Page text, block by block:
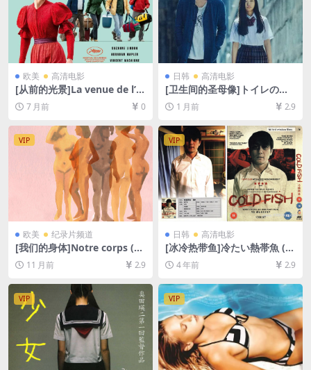
欧美 高清电影
[从前的光景]La venue de l’a
venir (2025)[百度网盘+夸克
网盘1080P超清未删减资源]
B][中文字幕]
7 月前 0
日韩 高清电影
[卫生间的圣母像]トイレのピ
エタ (2015)[百度网盘+夸克网
盘1080P超清未删减资源][网
B][中文字幕]
1 月前 2.9
VIP
欧美 纪录片频道
[我们的身体]Notre corps (20
23)[百度网盘+夸克网盘1080P
超清未删减资源][网盘在线播
放/下载][MP4/11GB][中文字
幕]
11 月前 2.9
VIP
日韩 高清电影
[冰冷热带鱼]冷たい熱帯魚 (2
010)[百度网盘+夸克网盘+迅
雷云盘资源1080P超清未删减]
[MP4/9.2GB][日语中字]
4 年前 2.9
VIP VIP